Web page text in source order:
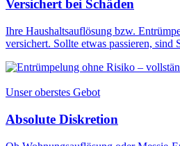
Versichert bei Schäden
Ihre Haushaltsauflösung bzw.
versichert. Sollte etwas passieren, sind
Unser oberstes Gebot
Absolute Diskretion